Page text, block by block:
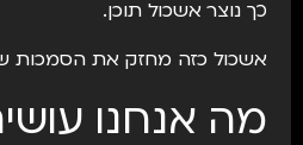
כך נוצר אשכול תוכן.
אשכול כזה מחזק את הסמכות